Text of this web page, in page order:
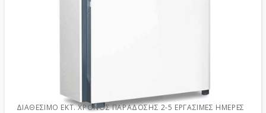
ΔΙΑΘΈΣΙΜΟ ΕΚΤ. ΧΡΌΝΟΣ ΠΑΡΆΔΟΣΗΣ 2-5 ΕΡΓΆΣΙΜΕΣ ΗΜΈΡΕΣ